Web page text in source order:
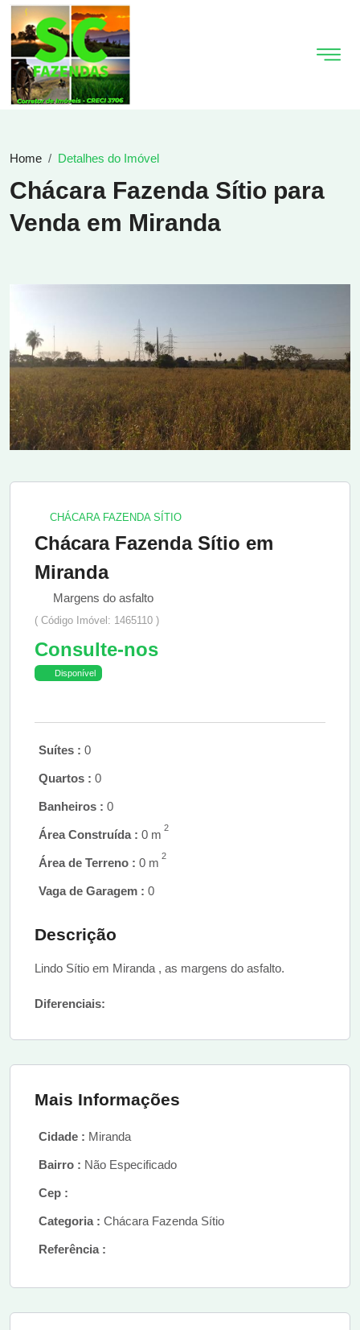
Home Detalhes do Imóvel
Chácara Fazenda Sítio para
Venda em Miranda
CHÁCARA FAZENDA SÍTIO
Chácara Fazenda Sítio em
Miranda
Margens do asfalto
( Código Imóvel: 1465110 )
Consulte-nos
Disponível
Suítes : 0
Quartos : 0
Banheiros : 0
Área Construída : 0 m 2
Área de Terreno : 0 m 2
Vaga de Garagem : 0
Descrição
Lindo Sítio em Miranda , as margens do asfalto.
Diferenciais:
Mais Informações
Cidade : Miranda
Bairro : Não Especificado
Cep :
Categoria : Chácara Fazenda Sítio
Referência :